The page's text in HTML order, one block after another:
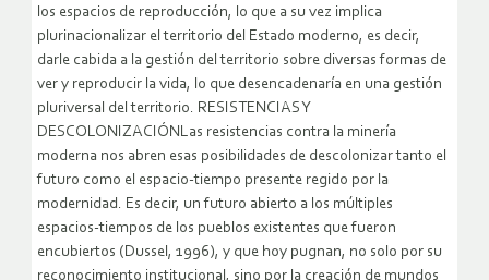
los espacios de reproducción, lo que a su vez implica
plurinacionalizar el territorio del Estado moderno, es decir,
darle cabida a la gestión del territorio sobre diversas formas de
ver y reproducir la vida, lo que desencadenaría en una gestión
pluriversal del territorio. RESISTENCIAS Y
DESCOLONIZACIÓNLas resistencias contra la minería
moderna nos abren esas posibilidades de descolonizar tanto el
futuro como el espacio-tiempo presente regido por la
modernidad. Es decir, un futuro abierto a los múltiples
espacios-tiempos de los pueblos existentes que fueron
encubiertos (Dussel, 1996), y que hoy pugnan, no solo por su
reconocimiento institucional, sino por la creación de mundos